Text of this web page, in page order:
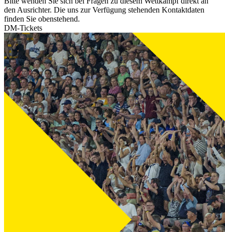
den Ausrichter. Die uns zur Verfügung stehenden Kontaktdaten
finden Sie obenstehend.
DM-Tickets